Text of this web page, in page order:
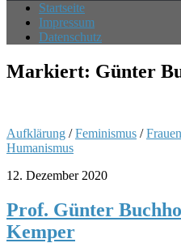
Startseite
Impressum
Datenschutz
Markiert: Günter
Aufklärung /Feminismus /
Humanismus
12. Dezember 2020
Prof. Günter
Kemper